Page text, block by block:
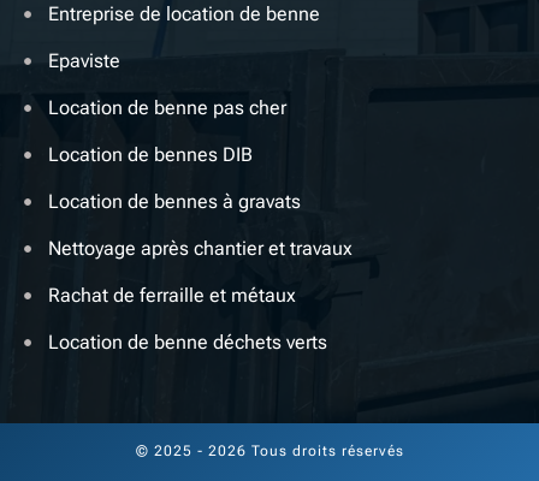
Entreprise de location de benne
Epaviste
Location de benne pas cher
Location de bennes DIB
Location de bennes à gravats
Nettoyage après chantier et travaux
Rachat de ferraille et métaux
Location de benne déchets verts
© 2025 - 2026 Tous droits réservés